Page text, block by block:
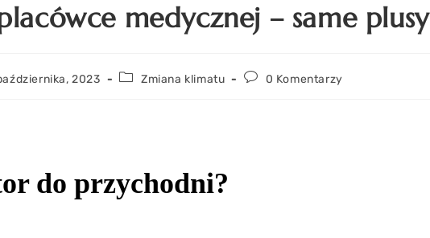
medycznej – same plusy
2023 Zmiana klimatu 0 Komentarzy
do przychodni?